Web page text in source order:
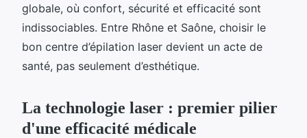
globale, où confort, sécurité et efficacité sont
indissociables. Entre Rhône et Saône, choisir le
bon centre d’épilation laser devient un acte de
santé, pas seulement d’esthétique.
La technologie laser : premier pilier
d'une efficacité médicale